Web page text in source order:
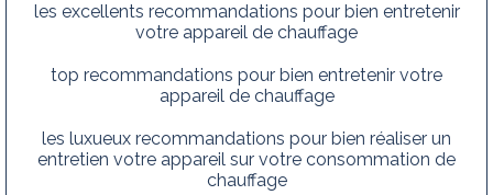
les excellents recommandations pour bien entretenir
votre appareil de chauffage
top recommandations pour bien entretenir votre
appareil de chauffage
les luxueux recommandations pour bien réaliser un
entretien votre appareil sur votre consommation de
chauffage